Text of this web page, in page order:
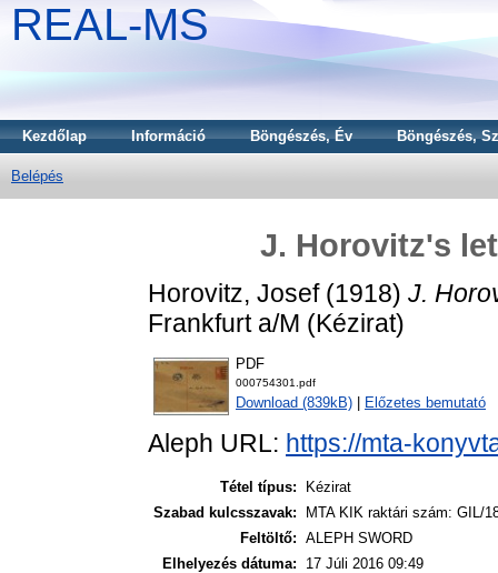
REAL-MS
Kezdőlap Információ Böngészés, Év Böngészés,
Belépés
J. Horovitz's
Horovitz, Josef(1918) J.
Frankfurt a/M (Kézirat)
PDF
000754301.pdf
Download (839kB) Előzetes bemutató
Aleph URL: https://mta-
Tétel típus:
Kézirat
Szabad kulcsszavak:
MTA KIK raktári szám: GIL/
Feltöltő: ALEPH SWORD
Elhelyezés dátuma:
17 Júli 2016 09:49